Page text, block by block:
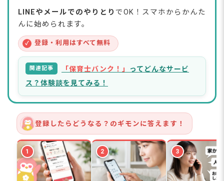
🔵 タイプC「専門性を高めて、キャリアアップした
い」
🔴 タイプD「子どもと関わる仕事は続けたい」
転職先を選ぶときの3つの軸
【保育士のリアルな声】子育ての両立・オープニ
ング園などに転職！実際どう？
Kさん（正社員→パート、9時〜15時勤務で子育てと両
立）
フリーランス保育士9年目のリアルな働き方
保育士資格を活かせる仕事に関するよくある質問
Q. 保育士資格は保育・教育施設以外でも本当に使えま
すか？
Q. 保育士から一般企業への転職は難しいですか？
LINEやメールでのやりとり でOK！スマホからかんた
んに始められます。
✓ 登録・利用はすべて無料
関連記事 「保育士バンク！」
ってどんなサービ
ス？体験談を見てみる！
登録したらどうなる？のギモンに答えます！
1 2 3